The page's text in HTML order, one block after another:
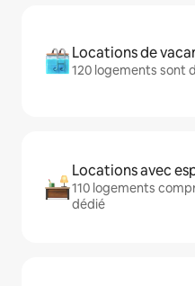
Locations de
120 logements sont
Locations avec
110 logements
dédié